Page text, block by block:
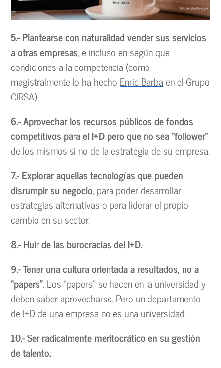
5.- Plantearse con naturalidad vender sus servicios
a otras empresas, e incluso en según que
condiciones a la competencia (como
magistralmente lo ha hecho Enric Barbaen el Grupo
CIRSA).
6.- Aprovechar los recursos públicos de fondos
competitivos para el I+D pero que no sea “follower”
de los mismos si no de la estrategia de su empresa.
7.- Explorar aquellas tecnologías que pueden
disrumpir su negocio, para poder desarrollar
estrategias alternativas o para liderar el propio
cambio en su sector.
8.- Huir de las burocracias del I+D.
9.- Tener una cultura orientada a resultados, no a
“papers”. Los “papers” se hacen en la universidad y
deben saber aprovecharse. Pero un departamento
de I+D de una empresa no es una universidad.
10.- Ser radicalmente meritocrático en su gestión
de talento.